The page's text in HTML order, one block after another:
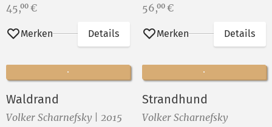
Preis:
45,00 €
Merken Details
Preis:
56,00 €
Merken Details
Waldrand
Volker Scharnefsky | 2015
Strandhund
Volker Scharnefsky